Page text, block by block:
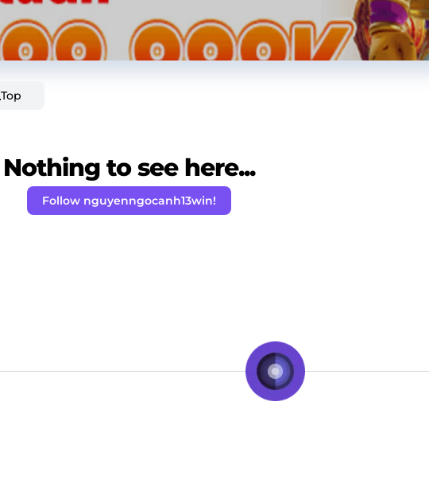
Top
Nothing to see here...
Follow nguyenngocanh13win!